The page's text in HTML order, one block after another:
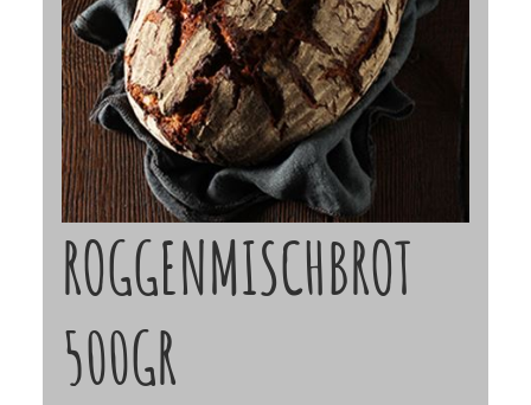
ROGGENMISCHBROT
500GR